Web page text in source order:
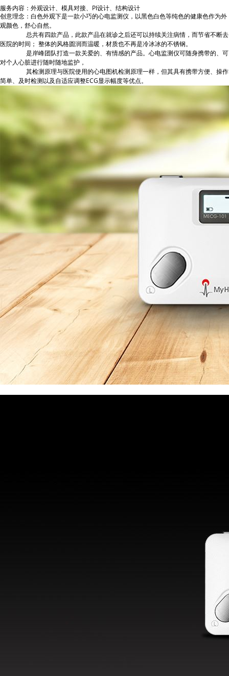
服务内容：外观设计、模具对接、 PI设计、结构设计
创意理念：白色外观下是一款小巧的心电监测仪，以黑色白色等纯色的健康色作为外
观颜色，舒心自然。
总共有四款产品，此款产品在就诊之后还可以持续关注病情，而节省不断去
医院的时间； 整体的风格圆润而温暖，材质也不再是冷冰冰的不锈钢。
是岸峰团队打造一款关爱的、有情感的产品。心电监测仪可随身携带的、可
对个人心脏进行随时随地监护，
其检测原理与医院使用的心电图机检测原理一样，但其具有携带方便、操作
简单、及时检测以及自适应调整ECG显示幅度等优点。